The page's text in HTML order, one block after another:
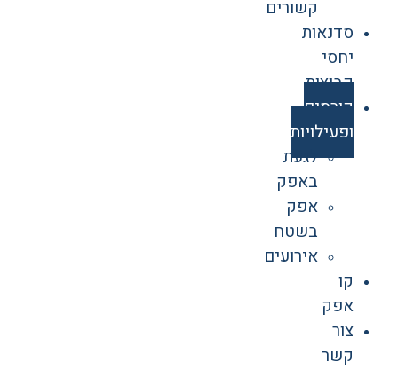
קשורים
סדנאות
יחסי
קבוצות
קורסים
ופעילויות
לגעת
באפק
אפק
בשטח
אירועים
קו
אפק
צור
קשר